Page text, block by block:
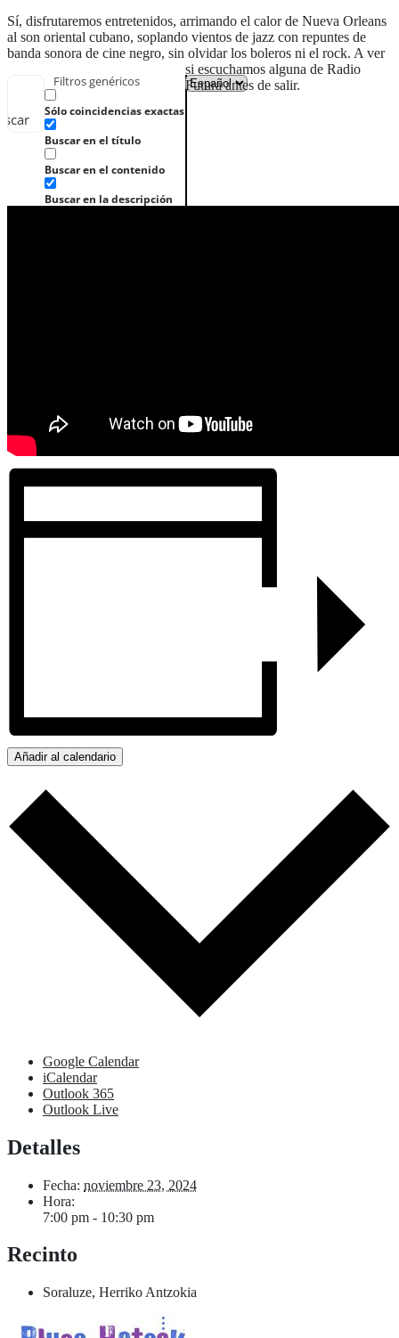
Filtros genéricos
Sólo coincidencias exactas
Buscar en el título
Buscar en el contenido
Buscar en la descripción
Sí, disfrutaremos entretenidos, arrimando el calor de Nueva Orleans
al son oriental cubano, soplando vientos de jazz con repuntes de
banda sonora de cine negro, sin olvidar los boleros ni el rock. A ver
si escuchamos alguna de Radio
Futura antes de salir.
Añadir al calendario
Google Calendar
iCalendar
Outlook 365
Outlook Live
Detalles
Fecha: noviembre 23, 2024
Hora:
7:00 pm - 10:30 pm
Recinto
Soraluze, Herriko Antzokia